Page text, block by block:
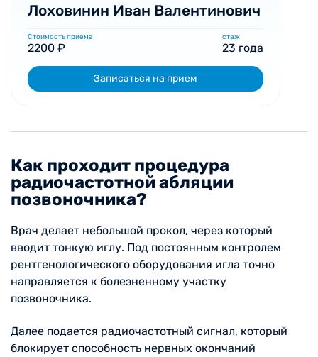
Лоховинин Иван Валентинович
Стоимость приема
2200 ₽
стаж
23 года
Записаться на прием
Как проходит процедура
радиочастотной абляции
позвоночника?
Врач делает небольшой прокол, через который
вводит тонкую иглу. Под постоянным контролем
рентгенологического оборудования игла точно
направляется к болезненному участку
позвоночника.
Далее подается радиочастотный сигнал, который
блокирует способность нервных окончаний